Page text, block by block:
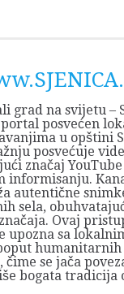
grad na svijetu –
posvećen
u opštini
posvećuje
značaj
informisanju.
autentične
sela,
Ovaj
upozna sa
se jača
bogata tradicija